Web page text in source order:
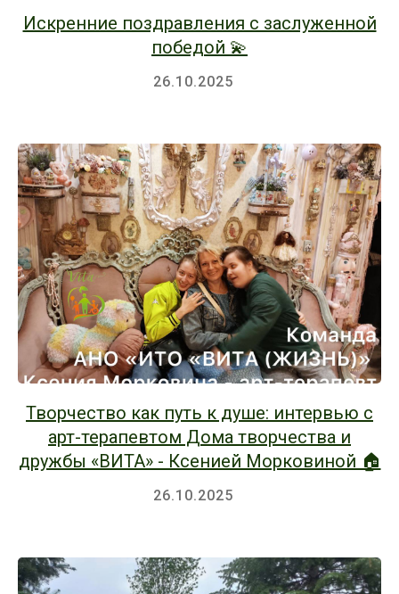
Искренние поздравления с заслуженной
победой 💫
26.10.2025
Творчество как путь к душе: интервью с
арт-терапевтом Дома творчества и
дружбы «ВИТА» - Ксенией Морковиной 🏠
26.10.2025